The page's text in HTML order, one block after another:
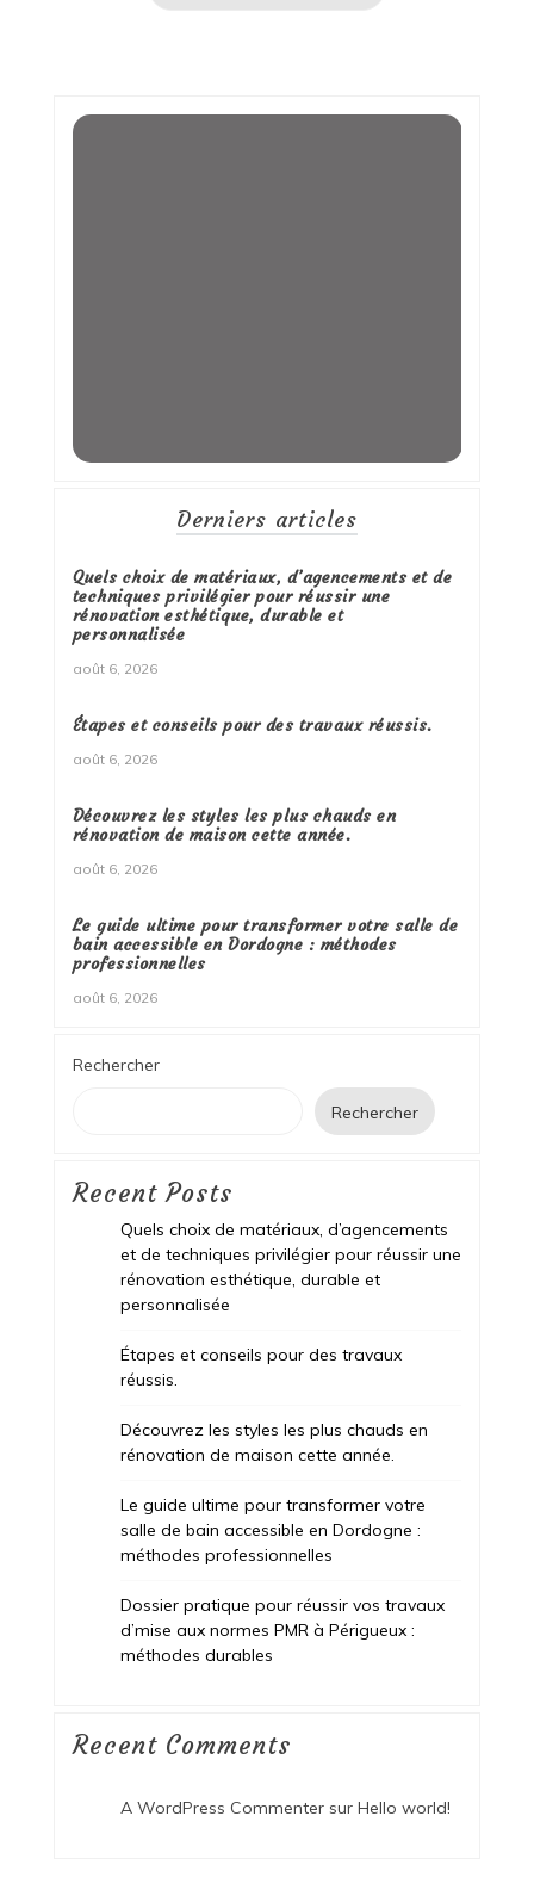
Derniers articles
Quels choix de matériaux, d’agencements et de
techniques privilégier pour réussir une
rénovation esthétique, durable et
personnalisée
août 6, 2026
Étapes et conseils pour des travaux réussis.
août 6, 2026
Découvrez les styles les plus chauds en
rénovation de maison cette année.
août 6, 2026
Le guide ultime pour transformer votre salle de
bain accessible en Dordogne : méthodes
professionnelles
août 6, 2026
Rechercher
Rechercher
Recent Posts
Quels choix de matériaux, d’agencements
et de techniques privilégier pour réussir une
rénovation esthétique, durable et
personnalisée
Étapes et conseils pour des travaux
réussis.
Découvrez les styles les plus chauds en
rénovation de maison cette année.
Le guide ultime pour transformer votre
salle de bain accessible en Dordogne :
méthodes professionnelles
Dossier pratique pour réussir vos travaux
d’mise aux normes PMR à Périgueux :
méthodes durables
Recent Comments
A WordPress Commentersur Hello world!